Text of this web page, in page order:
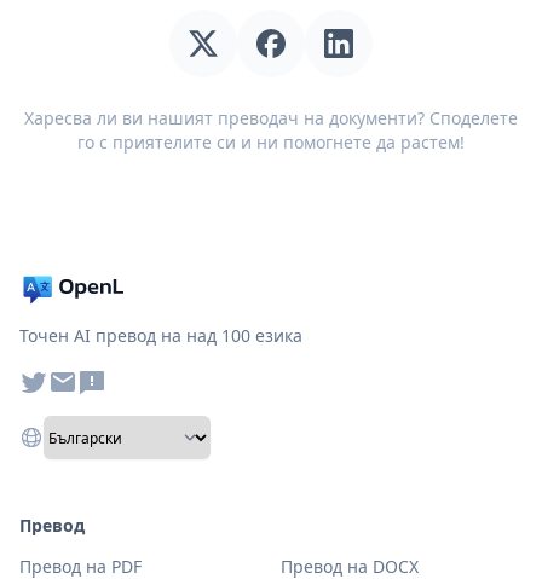
Харесва ли ви нашият преводач на документи? Споделете
го с приятелите си и ни помогнете да растем!
Точен AI превод на над 100 езика
Превод
Превод на PDF
Превод на DOCX